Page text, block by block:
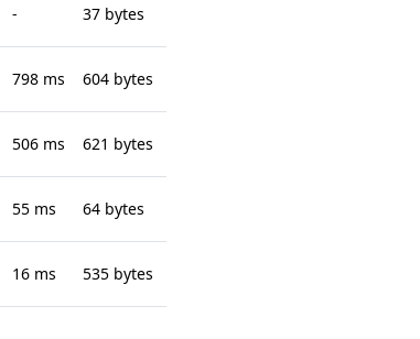
- 37 bytes
798 ms 604 bytes
506 ms 621 bytes
55 ms 64 bytes
16 ms 535 bytes